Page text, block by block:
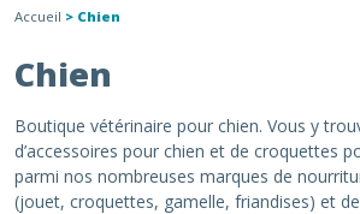
Accueil > Chien
Chien
Boutique vétérinaire pour chien. Vous y
d’accessoires pour chien et de croquettes
parmi nos nombreuses marques de
(jouet, croquettes, gamelle, friandises) et